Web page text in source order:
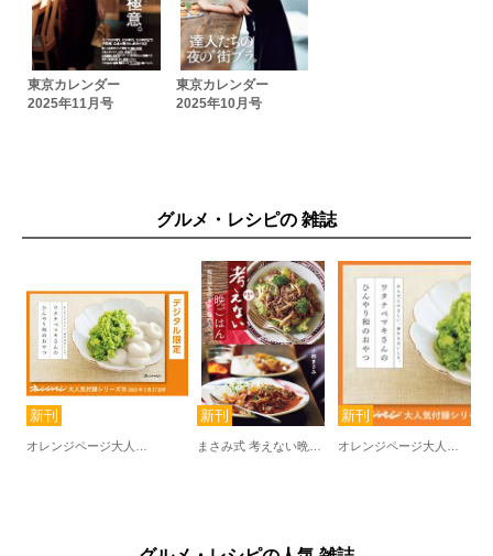
東京カレンダー
2025年11月号
東京カレンダー
2025年10月号
グルメ・レシピの 雑誌